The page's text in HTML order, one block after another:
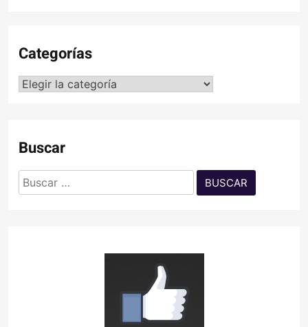
Categorías
Categorías
Buscar
Buscar: